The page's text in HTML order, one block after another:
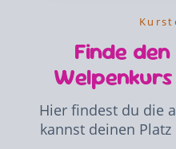
Finde
Hier findest du die
kannst deinen